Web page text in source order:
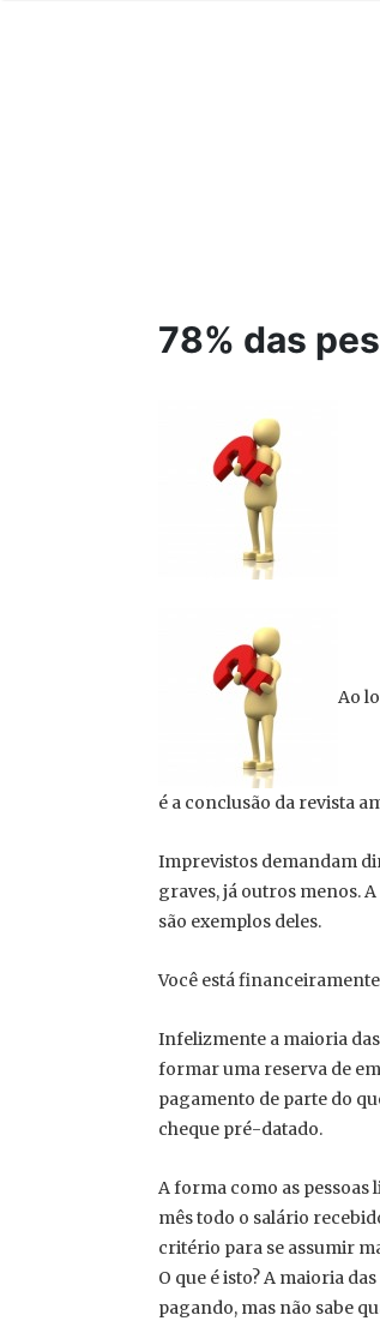
78% das
Ao
é a conclusão da revista
Imprevistos demandam
graves, já outros menos.
são exemplos deles.
Você está
Infelizmente a maioria
formar uma reserva de
pagamento de parte do
cheque pré-datado.
A forma como as pessoas
mês todo o salário
critério para se assumir
O que é isto? A maioria
pagando, mas não sabe